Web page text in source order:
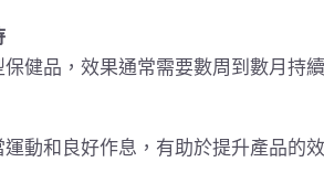
健品，效果通常需要數周到數月持
動和良好作息，有助於提升產品的效